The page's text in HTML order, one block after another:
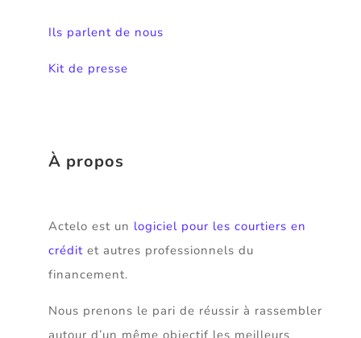
Ils parlent de nous
Kit de presse
À propos
Actelo est un logiciel pour les courtiers en
crédit et autres professionnels du
financement.
Nous prenons le pari de réussir à rassembler
autour d’un même objectif les meilleurs